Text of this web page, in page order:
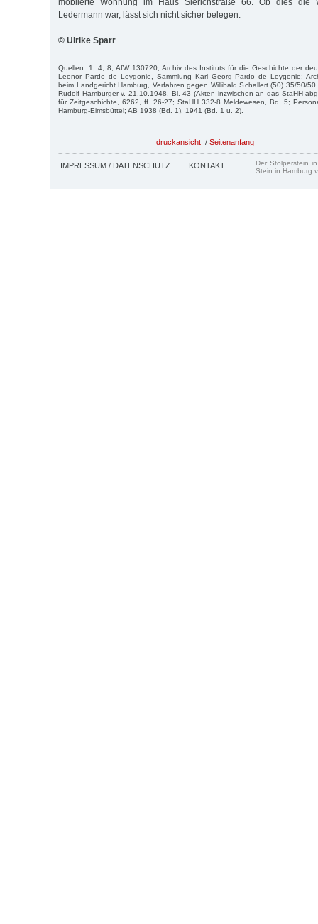
Ledermann war, lässt sich nicht sicher belegen.
© Ulrike Sparr
Quellen: 1; 4; 8; AfW 130720; Archiv des Instituts für die Geschichte der
Leonor Pardo de Leygonie, Sammlung Karl Georg Pardo de Leygonie;
beim Landgericht Hamburg, Verfahren gegen Willibald Schallert (50) 35/50/
Rudolf Hamburger v. 21.10.1948, Bl. 43 (Akten inzwischen an das StaHH
für Zeitgeschichte, 6262, ff. 26-27; StaHH 332-8 Meldewesen, Bd. 5;
Hamburg-Eimsbüttel; AB 1938 (Bd. 1), 1941 (Bd. 1 u. 2).
druckansicht / Seitenanfang
IMPRESSUM / DATENSCHUTZ KONTAKT
Der Stolperstein
Stein in Hamburg